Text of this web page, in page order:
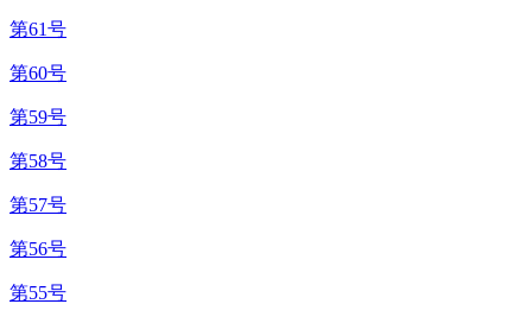
第61号
第60号
第59号
第58号
第57号
第56号
第55号